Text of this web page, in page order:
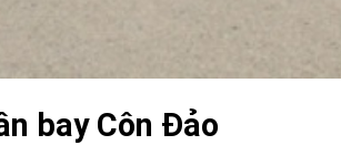
bay Côn Đảo